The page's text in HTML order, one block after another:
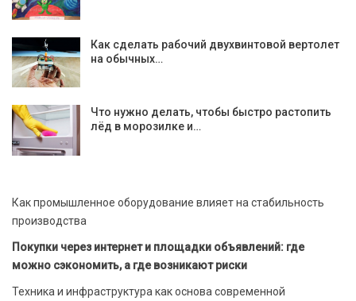
Как сделать рабочий двухвинтовой вертолет
на обычных…
Что нужно делать, чтобы быстро растопить
лёд в морозилке и…
Как промышленное оборудование влияет на стабильность
производства
Покупки через интернет и площадки объявлений: где
можно сэкономить, а где возникают риски
Техника и инфраструктура как основа современной